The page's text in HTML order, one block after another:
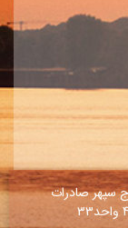
سپهر صادرات